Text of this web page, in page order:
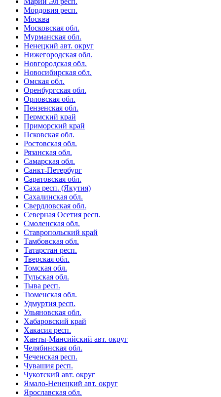
Мордовия респ.
Москва
Московская обл.
Мурманская обл.
Ненецкий авт. округ
Нижегородская обл.
Новгородская обл.
Новосибирская обл.
Омская обл.
Оренбургская обл.
Орловская обл.
Пензенская обл.
Пермский край
Приморский край
Псковская обл.
Ростовская обл.
Рязанская обл.
Самарская обл.
Санкт-Петербург
Саратовская обл.
Саха респ. (Якутия)
Сахалинская обл.
Свердловская обл.
Северная Осетия респ.
Смоленская обл.
Ставропольский край
Тамбовская обл.
Татарстан респ.
Тверская обл.
Томская обл.
Тульская обл.
Тыва респ.
Тюменская обл.
Удмуртия респ.
Ульяновская обл.
Хабаровский край
Хакасия респ.
Ханты-Мансийский авт. округ
Челябинская обл.
Чеченская респ.
Чувашия респ.
Чукотский авт. округ
Ямало-Ненецкий авт. округ
Ярославская обл.